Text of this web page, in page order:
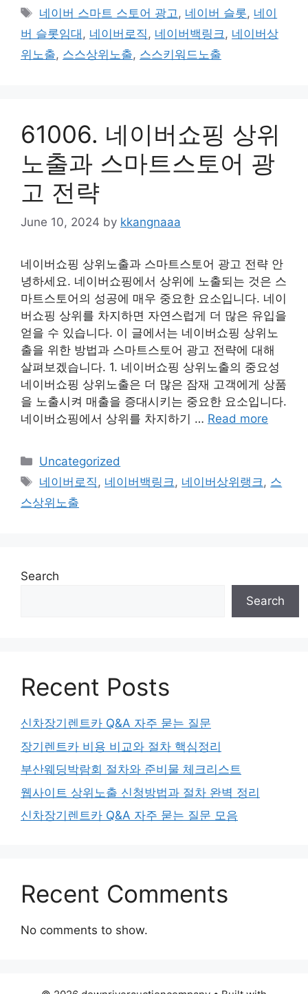
Tags
네이버 스마트 스토어 광고 , 네이버 슬롯, 네이
버 슬롯임대 , 네이버로직 , 네이버백링크 , 네이버상
위노출, 스스상위노출, 스스키워드노출
61006. 네이버쇼핑 상위
노출과 스마트스토어 광
고 전략
June 10, 2024 by kkangnaaa
네이버쇼핑 상위노출과 스마트스토어 광고 전략 안
녕하세요. 네이버쇼핑에서 상위에 노출되는 것은 스
마트스토어의 성공에 매우 중요한 요소입니다. 네이
버쇼핑 상위를 차지하면 자연스럽게 더 많은 유입을
얻을 수 있습니다. 이 글에서는 네이버쇼핑 상위노
출을 위한 방법과 스마트스토어 광고 전략에 대해
살펴보겠습니다. 1. 네이버쇼핑 상위노출의 중요성
네이버쇼핑 상위노출은 더 많은 잠재 고객에게 상품
을 노출시켜 매출을 증대시키는 중요한 요소입니다.
네이버쇼핑에서 상위를 차지하기 … Read more
Categories
Uncategorized
Tags
네이버로직, 네이버백링크, 네이버상위랭크, 스
스상위노출
Search
Search
Recent Posts
신차장기렌트카 Q&A 자주 묻는 질문
장기렌트카 비용 비교와 절차 핵심정리
부산웨딩박람회 절차와 준비물 체크리스트
웹사이트 상위노출 신청방법과 절차 완벽 정리
신차장기렌트카 Q&A 자주 묻는 질문 모음
Recent Comments
No comments to show.